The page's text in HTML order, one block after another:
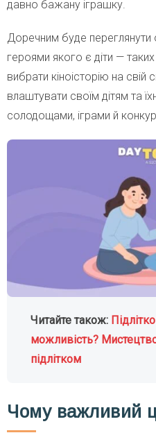
давно бажану іграшку.
Доречним буде переглянути
героями якого є діти —
вибрати кіноісторію на
влаштувати своїм дітям та
солодощами, іграми й
Читайте також:
можливість?
підлітком
Чому важливий